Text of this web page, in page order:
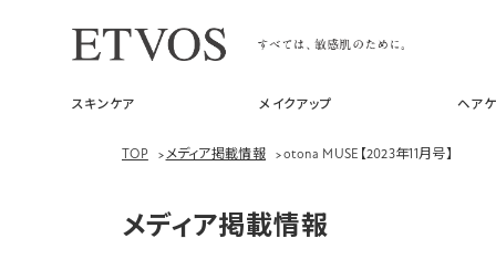
スキンケア メイクアップ ヘア
TOP >メディア掲載情報 >otona MUSE【2023年11月号】
メディア掲載情報